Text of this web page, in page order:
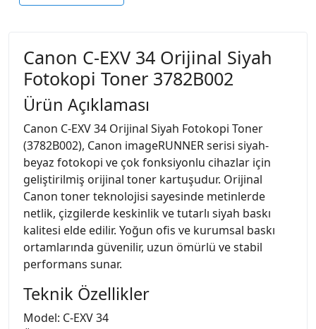
Canon C-EXV 34 Orijinal Siyah
Fotokopi Toner 3782B002
Ürün Açıklaması
Canon C-EXV 34 Orijinal Siyah Fotokopi Toner
(3782B002), Canon imageRUNNER serisi siyah-
beyaz fotokopi ve çok fonksiyonlu cihazlar için
geliştirilmiş orijinal toner kartuşudur. Orijinal
Canon toner teknolojisi sayesinde metinlerde
netlik, çizgilerde keskinlik ve tutarlı siyah baskı
kalitesi elde edilir. Yoğun ofis ve kurumsal baskı
ortamlarında güvenilir, uzun ömürlü ve stabil
performans sunar.
Teknik Özellikler
Model: C-EXV 34